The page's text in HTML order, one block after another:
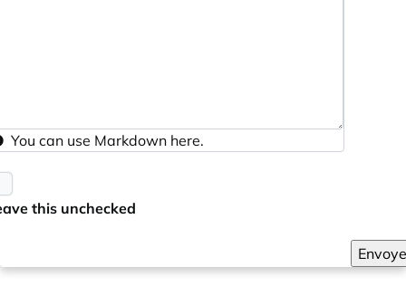
You can use Markdown here.
this unchecked